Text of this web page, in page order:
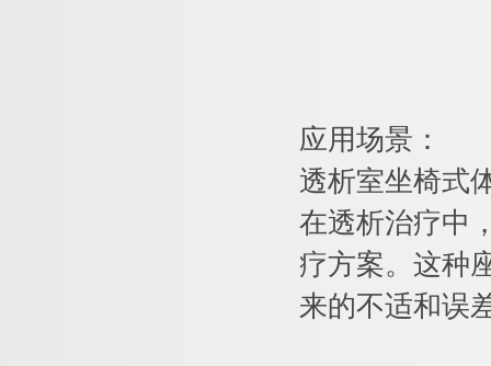
应用场景：
透析室坐椅式
在透析治疗中
疗方案。这种
来的不适和误